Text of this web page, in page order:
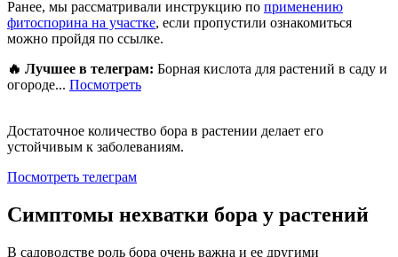
Ранее, мы рассматривали инструкцию по применению
фитоспорина на участке, если пропустили ознакомиться
можно пройдя по ссылке.
🔥 Лучшее в телеграм: Борная кислота для растений в саду и
огороде... Посмотреть
Достаточное количество бора в растении делает его
устойчивым к заболеваниям.
Посмотреть телеграм
Симптомы нехватки бора у растений
В садоводстве роль бора очень важна и ее другими